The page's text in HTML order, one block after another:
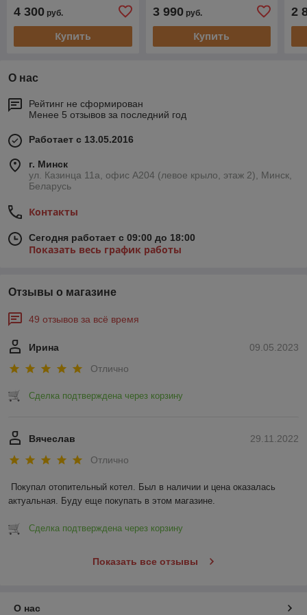
4 300 руб.
Купить
3 990руб.
Купить
2
О нас
Рейтинг не сформирован
Менее 5 отзывов за последний год
Работает с 13.05.2016
г. Минск
ул. Казинца 11а, офис А204 (левое крыло, этаж 2), Минск,
Беларусь
Контакты
Сегодня работает с 09:00 до 18:00
Показать весь график работы
Отзывы о магазине
49 отзывов за всё время
09.05.2023
Ирина
Отлично
Сделка подтверждена через корзину
29.11.2022
Вячеслав
Отлично
Покупал отопительный котел. Был в наличии и цена оказалась
актуальная. Буду еще покупать в этом магазине.
Сделка подтверждена через корзину
Показать все отзывы
О нас